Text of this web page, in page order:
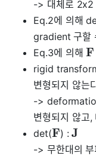
-> 대체로
Eq.2에 의해
gradient 구할
Eq.3에 의해F
rigid
변형되지 않는
->
변형되지 않고
det(F) :J
-> 무한대의